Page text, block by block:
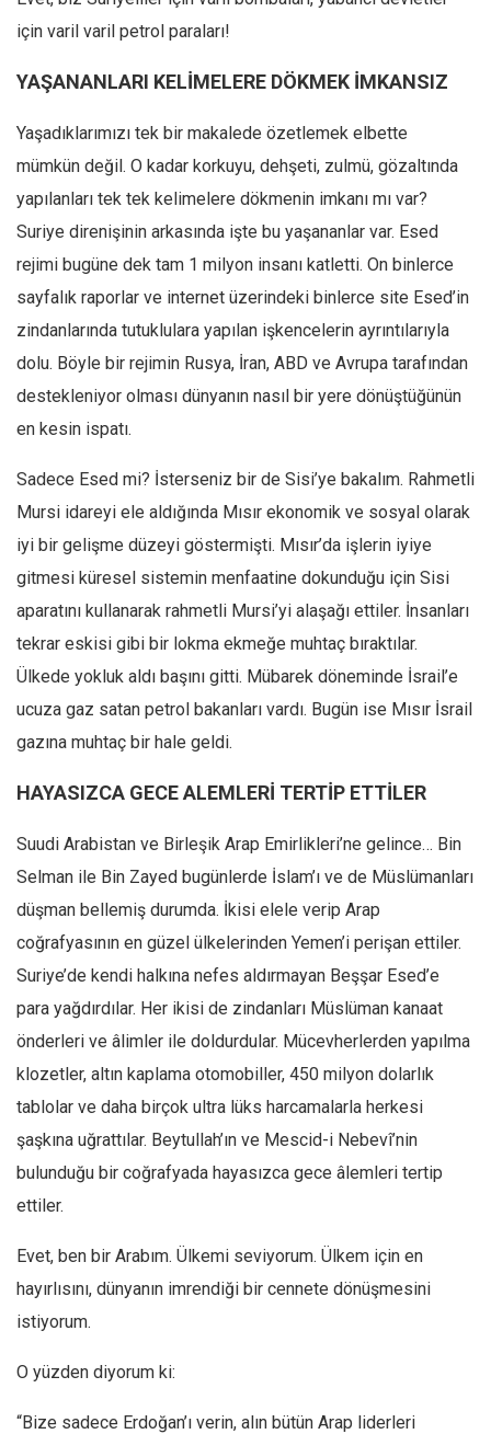
için varil varil petrol paraları!
YAŞANANLARI KELİMELERE DÖKMEK İMKANSIZ
Yaşadıklarımızı tek bir makalede özetlemek elbette
mümkün değil. O kadar korkuyu, dehşeti, zulmü, gözaltında
yapılanları tek tek kelimelere dökmenin imkanı mı var?
Suriye direnişinin arkasında işte bu yaşananlar var. Esed
rejimi bugüne dek tam 1 milyon insanı katletti. On binlerce
sayfalık raporlar ve internet üzerindeki binlerce site Esed’in
zindanlarında tutuklulara yapılan işkencelerin ayrıntılarıyla
dolu. Böyle bir rejimin Rusya, İran, ABD ve Avrupa tarafından
destekleniyor olması dünyanın nasıl bir yere dönüştüğünün
en kesin ispatı.
Sadece Esed mi? İsterseniz bir de Sisi’ye bakalım. Rahmetli
Mursi idareyi ele aldığında Mısır ekonomik ve sosyal olarak
iyi bir gelişme düzeyi göstermişti. Mısır’da işlerin iyiye
gitmesi küresel sistemin menfaatine dokunduğu için Sisi
aparatını kullanarak rahmetli Mursi’yi alaşağı ettiler. İnsanları
tekrar eskisi gibi bir lokma ekmeğe muhtaç bıraktılar.
Ülkede yokluk aldı başını gitti. Mübarek döneminde İsrail’e
ucuza gaz satan petrol bakanları vardı. Bugün ise Mısır İsrail
gazına muhtaç bir hale geldi.
HAYASIZCA GECE ALEMLERİ TERTİP ETTİLER
Suudi Arabistan ve Birleşik Arap Emirlikleri’ne gelince… Bin
Selman ile Bin Zayed bugünlerde İslam’ı ve de Müslümanları
düşman bellemiş durumda. İkisi elele verip Arap
coğrafyasının en güzel ülkelerinden Yemen’i perişan ettiler.
Suriye’de kendi halkına nefes aldırmayan Beşşar Esed’e
para yağdırdılar. Her ikisi de zindanları Müslüman kanaat
önderleri ve âlimler ile doldurdular. Mücevherlerden yapılma
klozetler, altın kaplama otomobiller, 450 milyon dolarlık
tablolar ve daha birçok ultra lüks harcamalarla herkesi
şaşkına uğrattılar. Beytullah’ın ve Mescid-i Nebevî’nin
bulunduğu bir coğrafyada hayasızca gece âlemleri tertip
ettiler.
Evet, ben bir Arabım. Ülkemi seviyorum. Ülkem için en
hayırlısını, dünyanın imrendiği bir cennete dönüşmesini
istiyorum.
O yüzden diyorum ki:
“Bize sadece Erdoğan’ı verin, alın bütün Arap liderleri